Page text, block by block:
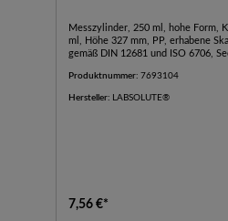
Messzylinder, 250 ml, hohe Form,
ml, Höhe 327 mm, PP, erhabene
gemäß DIN 12681 und ISO 6706,
Produktnummer: 7693104
Hersteller: LABSOLUTE®
7,56 €*